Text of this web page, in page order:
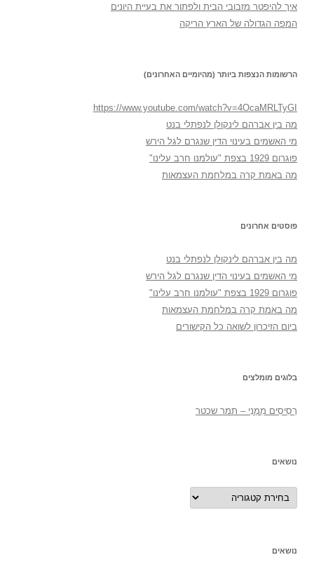
איך להיפטר מזבובי הבית ולפתור את בעיית היונים
המפה הגדולה של הארץ הריקה
הרשומות הנצפות ביותר (מהיומיים האחרונים)
https://www.youtube.com/watch?v=4OcaMRLTyGI
מה בין אברהם לינקולן לנפתלי בנט
מי האשמים בעינוי הדין שנגרם לגל הירש
פוגרום 1929 בצפת "עולמנו חרב עלינו"
מה באמת קרה במלחמת העצמאות
פוסטים אחרונים
מה בין אברהם לינקולן לנפתלי בנט
מי האשמים בעינוי הדין שנגרם לגל הירש
פוגרום 1929 בצפת "עולמנו חרב עלינו"
מה באמת קרה במלחמת העצמאות
ביום הזיכרון לשואה כל הקישורים
בלוגים מומלצים
רְסִיסִים מִמֶנִי – תמר שכטר
נושאים
נושאים
נושאים